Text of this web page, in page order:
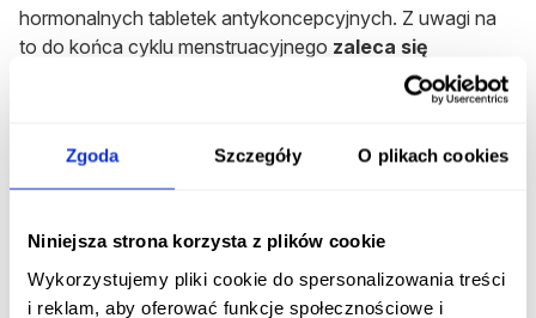
Zgoda Szczegóły O plikach cookies
Niniejsza strona korzysta z plików cookie
Wykorzystujemy pliki cookie do spersonalizowania treści
i reklam, aby oferować funkcje społecznościowe i
hormonalnych tabletek antykoncepcyjnych. Z uwagi na
to do końca cyklu menstruacyjnego zaleca się
stosowanie dodatkowych, mechanicznych środków
np. prezerwatywa, krążek dopochwowy,
tym samym cyklu miesiączkowym. Z tego powodu
zapominać o stosowaniu środków ochrony.